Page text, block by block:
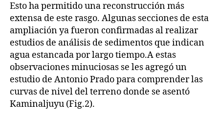
Esto ha permitido una reconstrucción más
extensa de este rasgo. Algunas secciones de esta
ampliación ya fueron confirmadas al realizar
estudios de análisis de sedimentos que indican
agua estancada por largo tiempo.A estas
observaciones minuciosas se les agregó un
estudio de Antonio Prado para comprender las
curvas de nivel del terreno donde se asentó
Kaminaljuyu (Fig.2).